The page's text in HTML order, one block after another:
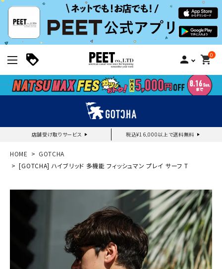
person 0
shopping_cart
店舗受け取りサービス 税込¥16,000以上で送料無料
新規会員登録｜ログイン
search
ブランドメニュー
HOME
GOTCHA
[GOTCHA] ハイブリッド 多機能 フィッシュマン プレイ サーフ T